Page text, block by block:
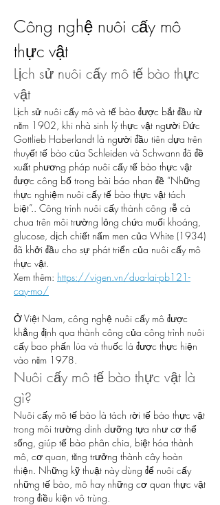
Công nghệ nuôi cấy mô
thực vật
Lịch sử nuôi cấy mô tế bào thực
vật
Lịch sử nuôi cấy mô và tế bào được bắt đầu từ
năm 1902, khi nhà sinh lý thực vật người Đức
Gottlieb Haberlandt là người đầu tiên dựa trên
thuyết tế bào của Schleiden và Schwann đã đề
xuất phương pháp nuôi cấy tế bào thực vật
được công bố trong bài báo nhan đề “Những
thực nghiệm nuôi cấy tế bào thực vật tách
biệt”.. Công trình nuôi cấy thành công rễ cà
chua trên môi trường lỏng chứa muối khoáng,
glucose, dịch chiết nấm men của White (1934)
đã khởi đầu cho sự phát triển của nuôi cấy mô
thực vật.
Xem thêm: https://vigen.vn/dua-lai-pb121-
cay-mo/
Ở Việt Nam, công nghệ nuôi cấy mô được
khẳng định qua thành công của công trình nuôi
cấy bao phấn lúa và thuốc lá được thực hiện
vào năm 1978.
Nuôi cấy mô tế bào thực vật là
gì?
Nuôi cấy mô tế bào là tách rời tế bào thực vật
trong môi trường dinh dưỡng tựa như cơ thể
sống, giúp tế bào phân chia, biệt hóa thành
mô, cơ quan, tăng trưởng thành cây hoàn
thiện. Những kỹ thuật này dùng để nuôi cấy
những tế bào, mô hay những cơ quan thực vật
trong điều kiện vô trùng.